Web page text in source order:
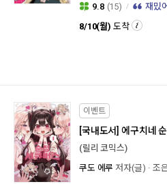
9.8 (15)
재밌
8/10(월) 도착
이벤트
[국내도서] 에구치네
(릴리 코믹스)
쿠도 에루 저자(글) 조